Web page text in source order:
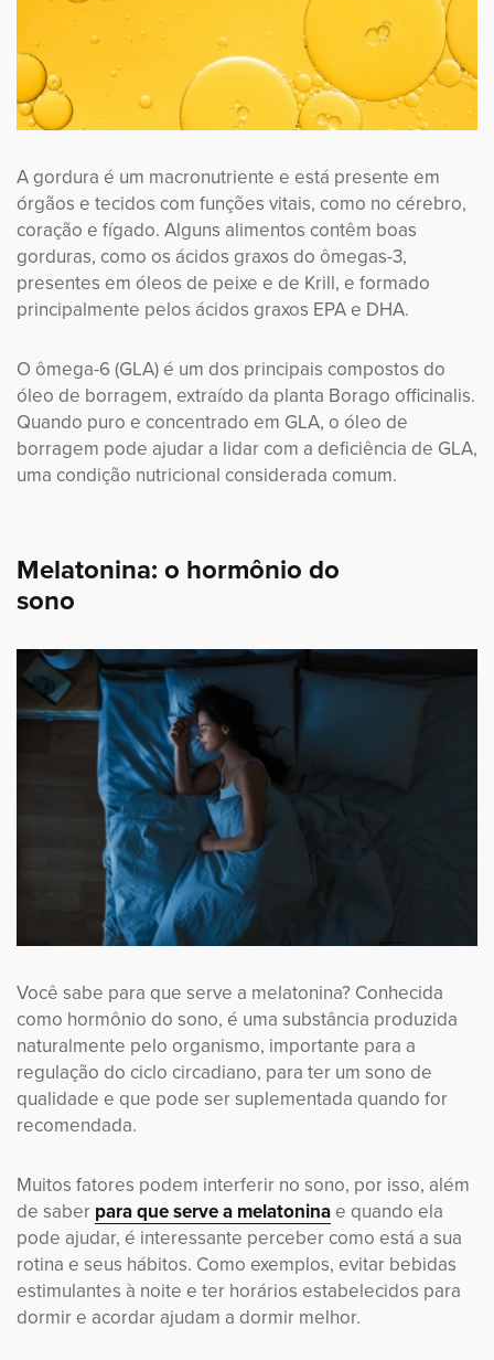
A gordura é um macronutriente e está presente em
órgãos e tecidos com funções vitais, como no cérebro,
coração e fígado. Alguns alimentos contêm boas
gorduras, como os ácidos graxos do ômegas-3,
presentes em óleos de peixe e de Krill, e formado
principalmente pelos ácidos graxos EPA e DHA.
O ômega-6 (GLA) é um dos principais compostos do
óleo de borragem, extraído da planta Borago officinalis.
Quando puro e concentrado em GLA, o óleo de
borragem pode ajudar a lidar com a deficiência de GLA,
uma condição nutricional considerada comum.
Melatonina: o hormônio do
sono
Você sabe para que serve a melatonina? Conhecida
como hormônio do sono, é uma substância produzida
naturalmente pelo organismo, importante para a
regulação do ciclo circadiano, para ter um sono de
qualidade e que pode ser suplementada quando for
recomendada.
Muitos fatores podem interferir no sono, por isso, além
de saber para que serve a melatoninae quando ela
pode ajudar, é interessante perceber como está a sua
rotina e seus hábitos. Como exemplos, evitar bebidas
estimulantes à noite e ter horários estabelecidos para
dormir e acordar ajudam a dormir melhor.